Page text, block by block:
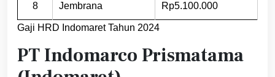
8 Jembrana Rp5.100.000
Gaji HRD Indomaret Tahun 2024
PT Indomarco Prismatama